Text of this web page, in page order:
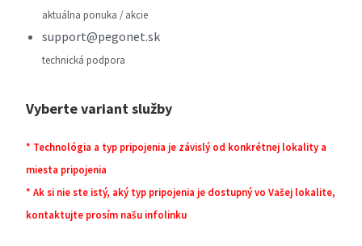
aktuálna ponuka / akcie
support@pegonet.sk
technická podpora
Vyberte variant služby
* Technológia a typ pripojenia je závislý od konkrétnej lokality a
miesta pripojenia
* Ak si nie ste istý, aký typ pripojenia je dostupný vo Vašej lokalite,
kontaktujte prosím našu infolinku